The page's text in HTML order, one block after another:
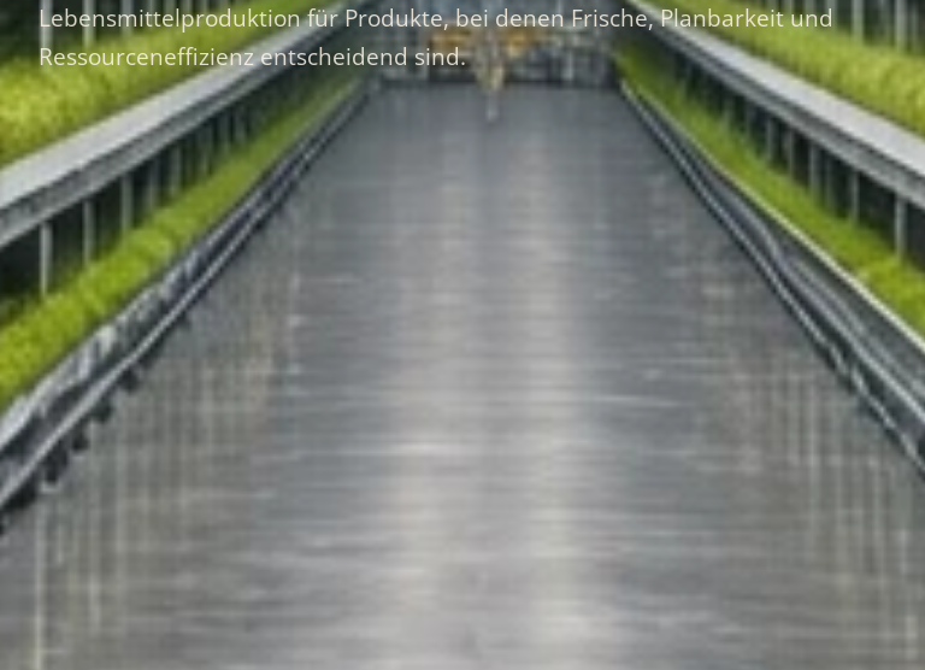
Lebensmittelproduktion für Produkte, bei denen Frische, Planbarkeit und
Ressourceneffizienz entscheidend sind.